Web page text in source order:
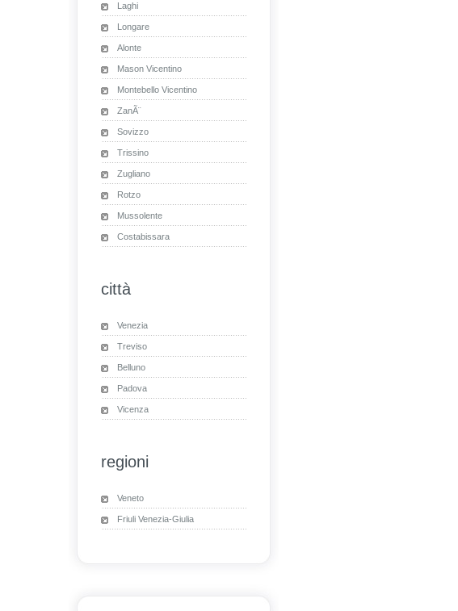
Laghi
Longare
Alonte
Mason Vicentino
Montebello Vicentino
ZanÃ¨
Sovizzo
Trissino
Zugliano
Rotzo
Mussolente
Costabissara
città
Venezia
Treviso
Belluno
Padova
Vicenza
regioni
Veneto
Friuli Venezia-Giulia